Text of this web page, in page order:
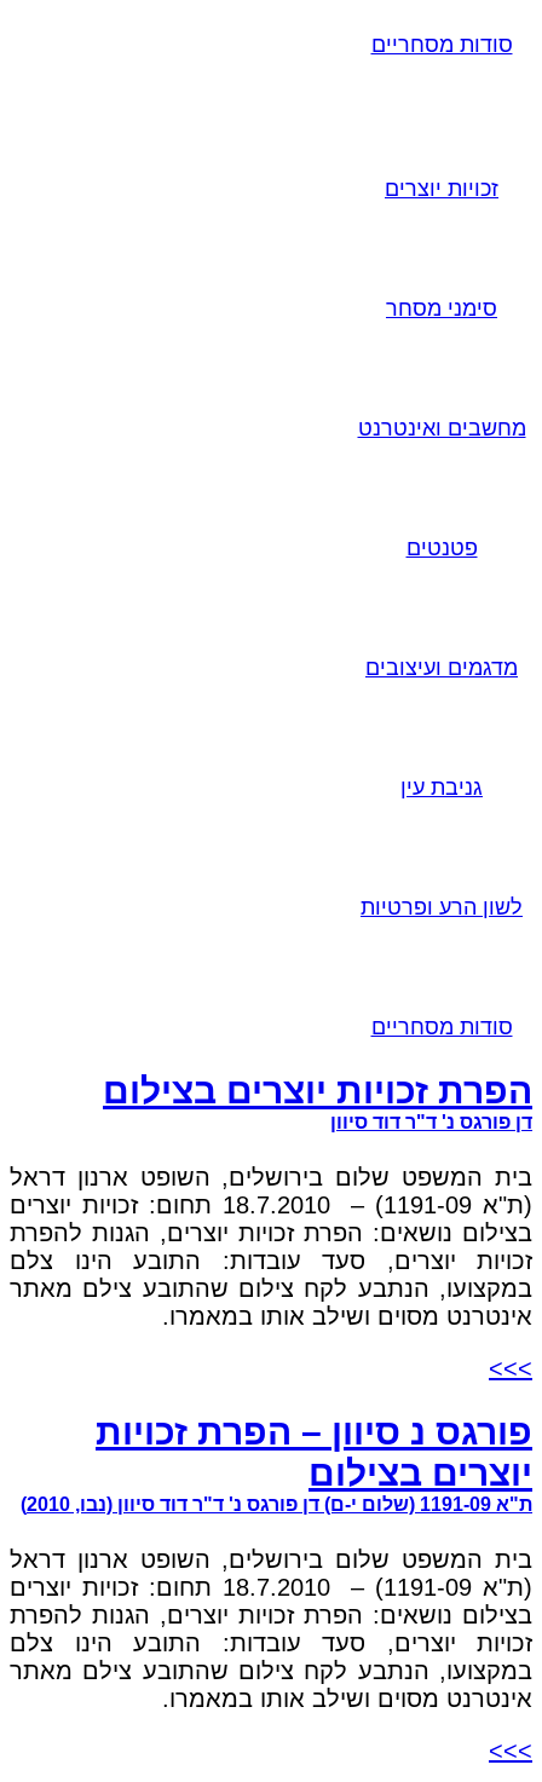
סודות מסחריים
זכויות יוצרים
סימני מסחר
מחשבים ואינטרנט
פטנטים
מדגמים ועיצובים
גניבת עין
לשון הרע ופרטיות
סודות מסחריים
הפרת זכויות יוצרים בצילום
דן פורגס נ' ד"ר דוד סיוון
בית המשפט שלום בירושלים, השופט ארנון דראל
(ת"א 1191-09) – 18.7.2010 תחום: זכויות יוצרים
בצילום נושאים: הפרת זכויות יוצרים, הגנות להפרת
זכויות יוצרים, סעד עובדות: התובע הינו צלם
במקצועו, הנתבע לקח צילום שהתובע צילם מאתר
אינטרנט מסוים ושילב אותו במאמרו.
>>>
פורגס נ סיוון – הפרת זכויות
יוצרים בצילום
ת"א 1191-09 (שלום י-ם) דן פורגס נ' ד"ר דוד סיוון (נבו, 2010)
בית המשפט שלום בירושלים, השופט ארנון דראל
(ת"א 1191-09) – 18.7.2010 תחום: זכויות יוצרים
בצילום נושאים: הפרת זכויות יוצרים, הגנות להפרת
זכויות יוצרים, סעד עובדות: התובע הינו צלם
במקצועו, הנתבע לקח צילום שהתובע צילם מאתר
אינטרנט מסוים ושילב אותו במאמרו.
>>>